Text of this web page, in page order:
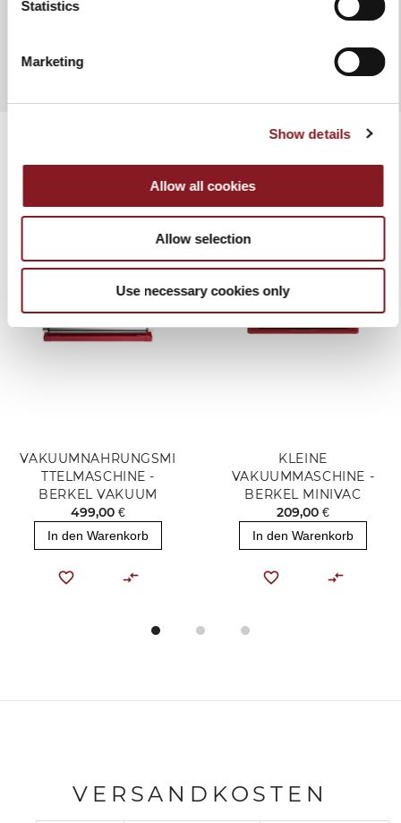
Statistics
Marketing
Show details
Allow all cookies
Allow selection
Use necessary cookies only
MANUAL
VAKUUMNAHRUNGSMI
TTELMASCHINE -
BERKEL VAKUUM
499,00 €
In den Warenkorb
KLEINE
VAKUUMMASCHINE -
BERKEL MINIVAC
209,00 €
In den Warenkorb
VERSANDKOSTEN